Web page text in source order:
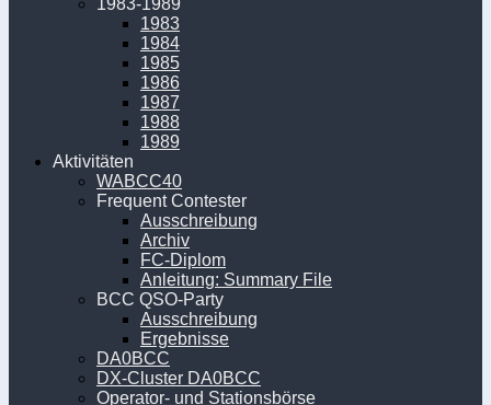
1983-1989
1983
1984
1985
1986
1987
1988
1989
Aktivitäten
WABCC40
Frequent Contester
Ausschreibung
Archiv
FC-Diplom
Anleitung: Summary File
BCC QSO-Party
Ausschreibung
Ergebnisse
DA0BCC
DX-Cluster DA0BCC
Operator- und Stationsbörse